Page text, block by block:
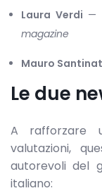
Laura Verdi —
magazine
Mauro
Le due
A rafforzare
valutazioni,
autorevoli del
italiano: